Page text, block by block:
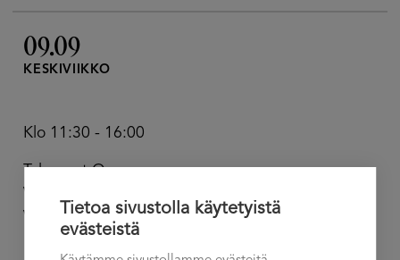
09.09
KESKIVIIKKO
Klo 11:30 - 16:00
Talement Oy
Vantaakoskentie 14
Vantaa
Tietoa sivustolla käytetyistä
evästeistä